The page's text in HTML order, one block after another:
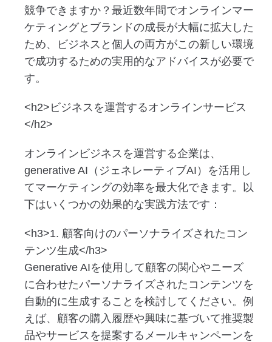
競争できますか？最近数年間でオンラインマー
ケティングとブランドの成長が大幅に拡大した
ため、ビジネスと個人の両方がこの新しい環境
で成功するための実用的なアドバイスが必要で
す。
<h2>ビジネスを運営するオンラインサービス
</h2>
オンラインビジネスを運営する企業は、
generative AI（ジェネレーティブAI）を活用し
てマーケティングの効率を最大化できます。以
下はいくつかの効果的な実践方法です：
<h3>1. 顧客向けのパーソナライズされたコン
テンツ生成</h3>
Generative AIを使用して顧客の関心やニーズ
に合わせたパーソナライズされたコンテンツを
自動的に生成することを検討してください。例
えば、顧客の購入履歴や興味に基づいて推奨製
品やサービスを提案するメールキャンペーンを